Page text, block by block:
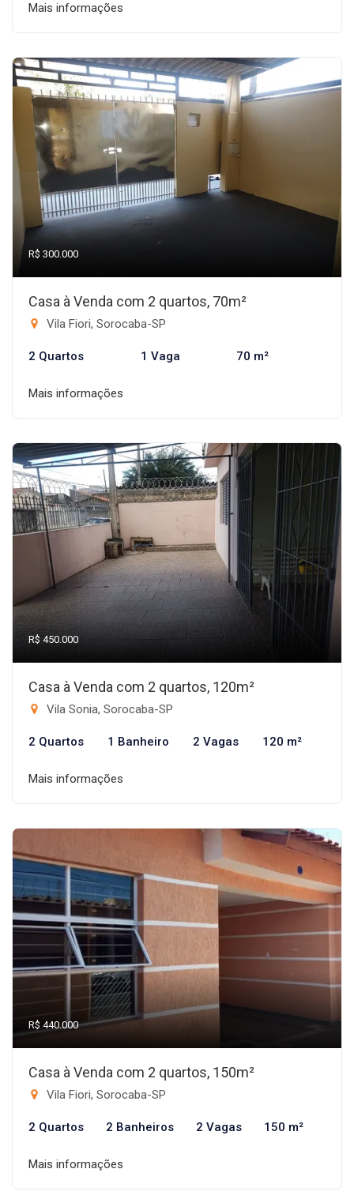
Mais informações
R$ 300.000
Casa à Venda com 2 quartos, 70m²
Vila Fiori, Sorocaba-SP
2 Quartos 1 Vaga 70 m²
Mais informações
R$ 450.000
Casa à Venda com 2 quartos, 120m²
Vila Sonia, Sorocaba-SP
2 Quartos 1 Banheiro 2 Vagas 120 m²
Mais informações
R$ 440.000
Casa à Venda com 2 quartos, 150m²
Vila Fiori, Sorocaba-SP
2 Quartos 2 Banheiros 2 Vagas 150 m²
Mais informações